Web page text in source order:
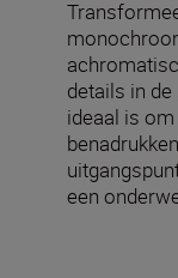
details in
ideaal is
een